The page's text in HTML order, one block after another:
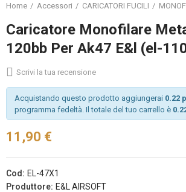
Home Accessori CARICATORI FUCILI
Caricatore Monofilare
120bb Per Ak47 E&l (el-
Scrivi la tua recensione
Acquistando questo prodotto aggiungerai 0.22
programma fedeltà. Il totale del tuo carrello è
11,90 €
Cod: EL-47X1
Produttore: E&L AIRSOFT